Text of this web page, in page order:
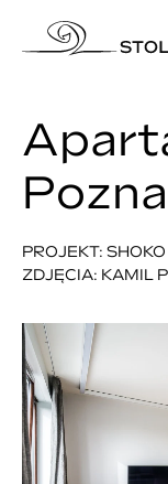
PROJEKT:
ZDJĘCIA: KAMIL